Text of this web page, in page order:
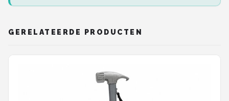
GERELATEERDE PRODUCTEN